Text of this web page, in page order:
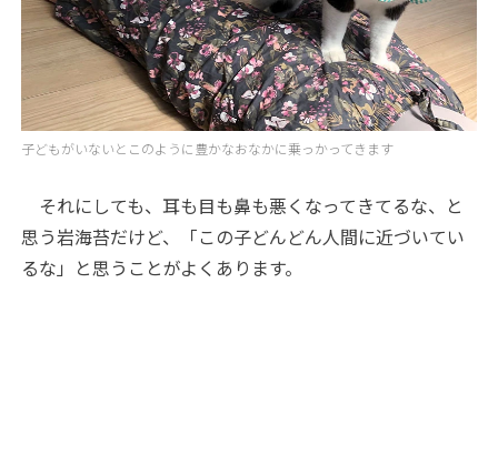
子どもがいないとこのように豊かなおなかに乗っかってきます
それにしても、耳も目も鼻も悪くなってきてるな、と
思う岩海苔だけど、「この子どんどん人間に近づいてい
るな」と思うことがよくあります。